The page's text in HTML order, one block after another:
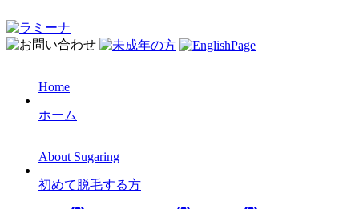
Home
ホーム
About Sugaring
初めて脱毛する方